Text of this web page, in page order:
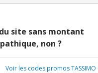
site sans montant
non ?
Voir les codes promos TASSIMO